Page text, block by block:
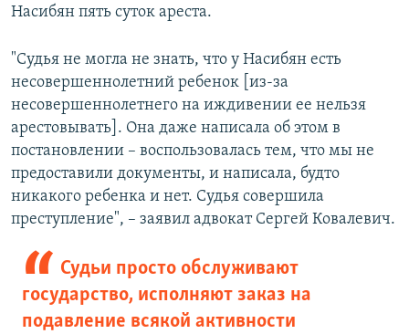
Насибян пять суток ареста.
"Судья не могла не знать, что у Насибян есть
несовершеннолетний ребенок [из-за
несовершеннолетнего на иждивении ее нельзя
арестовывать]. Она даже написала об этом в
постановлении – воспользовалась тем, что мы не
предоставили документы, и написала, будто
никакого ребенка и нет. Судья совершила
преступление", – заявил адвокат Сергей Ковалевич.
Судьи просто обслуживают
государство, исполняют заказ на
подавление всякой активности